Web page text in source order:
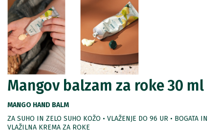
Mangov balzam za roke 30 ml
MANGO HAND BALM
ZA SUHO IN ZELO SUHO KOŽO • VLAŽENJE DO 96 UR • BOGATA IN
VLAŽILNA KREMA ZA ROKE